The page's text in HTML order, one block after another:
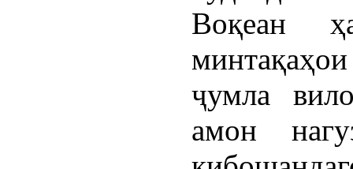
Воқеан
ҷумла
амон